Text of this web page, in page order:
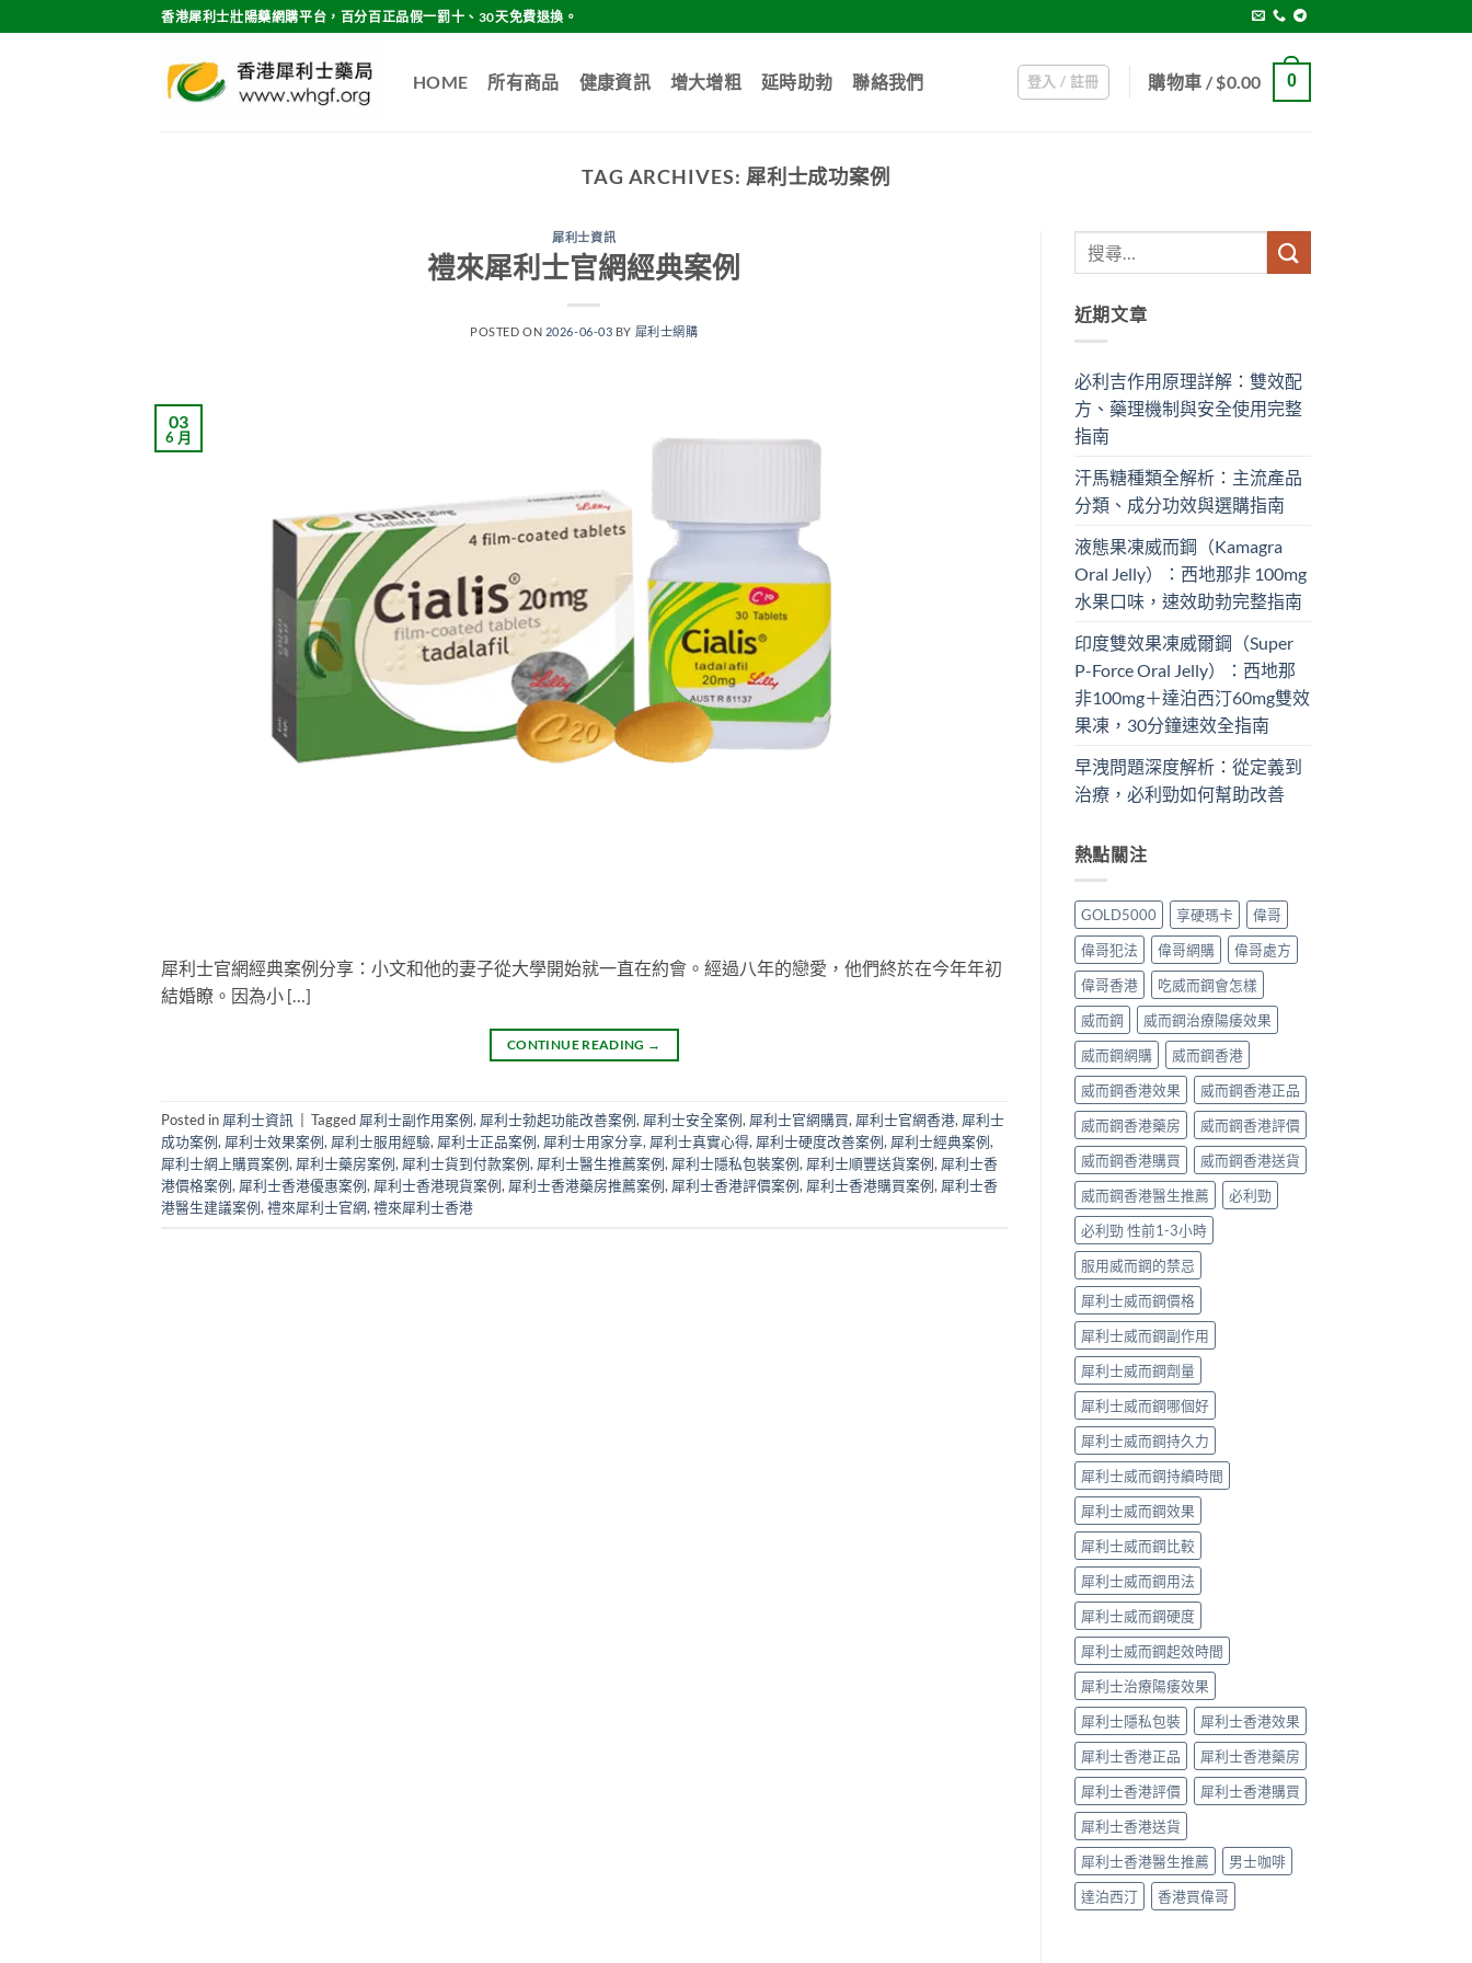
to
香港犀利士壯陽藥網購平台，百分百正品假一罰十、30天免費退換。
HOME 所有商品 健康資訊 增大增粗 延時助勃 聯絡我們 登入 / 註冊 購物車 /$0.00 0
TAG ARCHIVES: 犀利士成功案例
犀利士資訊
禮來犀利士官網經典案例
POSTED ON 2026-06-03 BY 犀利士網購
03
6 月
犀利士官網經典案例分享：小文和他的妻子從大學開始就一直在約會。經過八年的戀愛，他們終於在今年年初
結婚瞭。因為小 […]
CONTINUE READING →
Posted in 犀利士資訊 Tagged 犀利士副作用案例, 犀利士勃起功能改善案例, 犀利士安全案例, 犀利士官網購買, 犀利士官網香港, 犀利士
成功案例, 犀利士效果案例, 犀利士服用經驗, 犀利士正品案例, 犀利士用家分享, 犀利士真實心得, 犀利士硬度改善案例, 犀利士經典案例,
犀利士網上購買案例, 犀利士藥房案例, 犀利士貨到付款案例, 犀利士醫生推薦案例, 犀利士隱私包裝案例, 犀利士順豐送貨案例, 犀利士香
港價格案例, 犀利士香港優惠案例, 犀利士香港現貨案例, 犀利士香港藥房推薦案例, 犀利士香港評價案例, 犀利士香港購買案例, 犀利士香
港醫生建議案例, 禮來犀利士官網, 禮來犀利士香港
近期文章
必利吉作用原理詳解：雙效配
方、藥理機制與安全使用完整
指南
汗馬糖種類全解析：主流產品
分類、成分功效與選購指南
液態果凍威而鋼（Kamagra
Oral Jelly）：西地那非 100mg​
水果口味，速效助勃完整指南
印度雙效果凍威爾鋼（Super
P-Force Oral Jelly）：西地那
非100mg＋達泊西汀60mg雙效
果凍，30分鐘速效全指南
早洩問題深度解析：從定義到
治療，必利勁如何幫助改善
熱點關注
GOLD5000 享硬瑪卡
偉哥
偉哥犯法
偉哥網購
偉哥處方
偉哥香港
吃威而鋼會怎樣
威而鋼
威而鋼治療陽痿效果
威而鋼網購
威而鋼香港
威而鋼香港效果
威而鋼香港正品
威而鋼香港藥房
威而鋼香港評價
威而鋼香港購買
威而鋼香港送貨
威而鋼香港醫生推薦
必利勁
必利勁 性前1-3小時
服用威而鋼的禁忌
犀利士威而鋼價格
犀利士威而鋼副作用
犀利士威而鋼劑量
犀利士威而鋼哪個好
犀利士威而鋼持久力
犀利士威而鋼持續時間
犀利士威而鋼效果
犀利士威而鋼比較
犀利士威而鋼用法
犀利士威而鋼硬度
犀利士威而鋼起效時間
犀利士治療陽痿效果
犀利士隱私包裝
犀利士香港效果
犀利士香港正品
犀利士香港藥房
犀利士香港評價
犀利士香港購買
犀利士香港送貨
犀利士香港醫生推薦
男士咖啡
達泊西汀
香港買偉哥